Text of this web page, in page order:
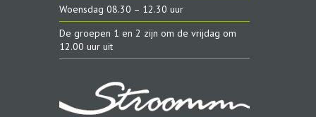
Woensdag 08.30 – 12.30 uur
De groepen 1 en 2 zijn om de vrijdag om
12.00 uur uit